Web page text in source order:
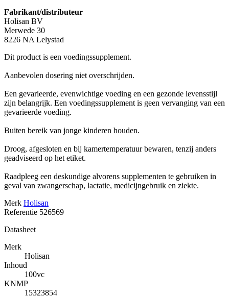
Fabrikant/distributeur
Holisan BV
Merwede 30
8226 NA Lelystad
Dit product is een voedingssupplement.
Aanbevolen dosering niet overschrijden.
Een gevarieerde, evenwichtige voeding en een gezonde levensstijl
zijn belangrijk. Een voedingssupplement is geen vervanging van een
gevarieerde voeding.
Buiten bereik van jonge kinderen houden.
Droog, afgesloten en bij kamertemperatuur bewaren, tenzij anders
geadviseerd op het etiket.
Raadpleeg een deskundige alvorens supplementen te gebruiken in
geval van zwangerschap, lactatie, medicijngebruik en ziekte.
Merk Holisan
Referentie 526569
Datasheet
Merk
Holisan
Inhoud
100vc
KNMP
15323854